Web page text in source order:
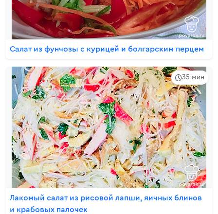
Салат из фунчозы с курицей и болгарским перцем
35 мин
Лакомый салат из рисовой лапши, яичных блинов
и крабовых палочек